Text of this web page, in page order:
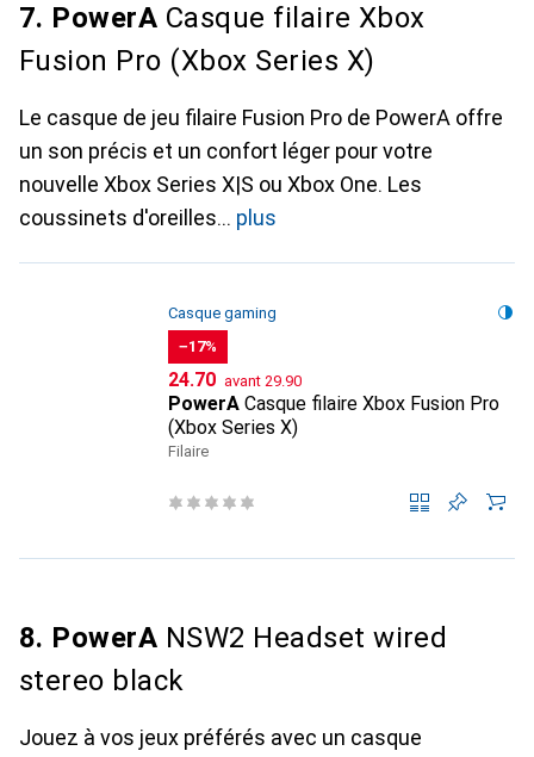
7. PowerA Casque filaire Xbox
Fusion Pro (Xbox Series X)
Le casque de jeu filaire Fusion Pro de PowerA offre
un son précis et un confort léger pour votre
nouvelle Xbox Series X|S ou Xbox One. Les
coussinets d'oreilles
plus
Casque gaming
−17%
CHF
24.70 avant CHF
29.90
PowerA Casque filaire Xbox Fusion Pro
(Xbox Series X)
Filaire
8. PowerA NSW2 Headset wired
stereo black
Jouez à vos jeux préférés avec un casque